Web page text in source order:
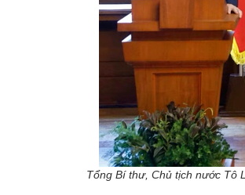
Tổng Bí thư, Chủ tịch nước Tô